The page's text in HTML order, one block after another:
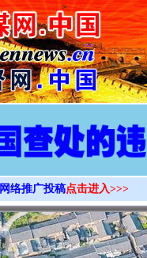
>
网络推广投稿点击进入>>>